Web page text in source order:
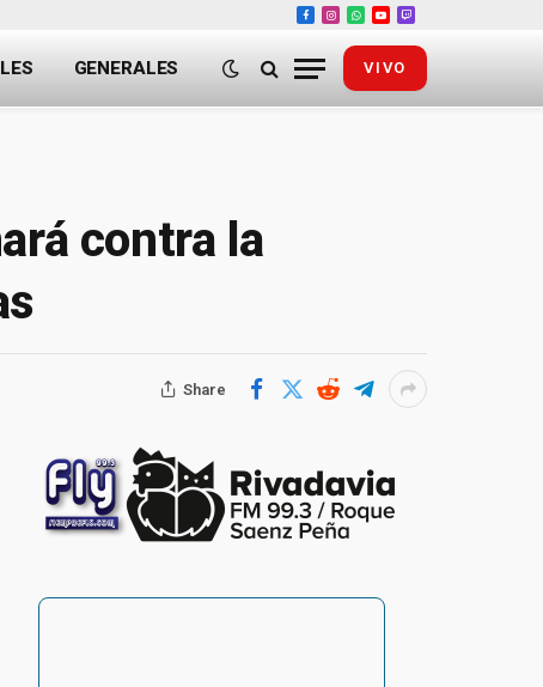
Facebook
Instagram
WhatsApp
YouTube
Twitch
GENERALES VIVO
contra la
Share